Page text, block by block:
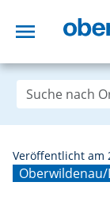
menu
Veröffentlicht am